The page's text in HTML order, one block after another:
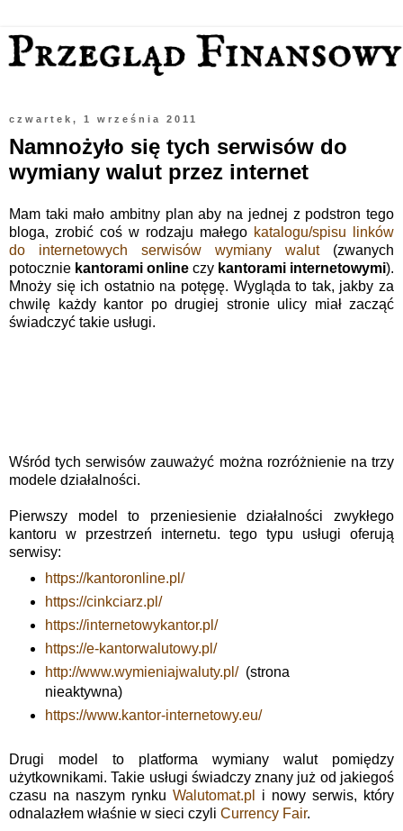
czwartek, 1 września 2011
Namnożyło się tych serwisów do
wymiany walut przez internet
Mam taki mało ambitny plan aby na jednej z podstron tego
bloga, zrobić coś w rodzaju małego katalogu/spisu linków
do internetowych serwisów wymiany walut(zwanych
potocznie kantorami online czy kantorami internetowymi).
Mnoży się ich ostatnio na potęgę. Wygląda to tak, jakby za
chwilę każdy kantor po drugiej stronie ulicy miał zacząć
świadczyć takie usługi.
Wśród tych serwisów zauważyć można rozróżnienie na trzy
modele działalności.
Pierwszy model to przeniesienie działalności zwykłego
kantoru w przestrzeń internetu. tego typu usługi oferują
serwisy:
https://kantoronline.pl/
https://cinkciarz.pl/
https://internetowykantor.pl/
https://e-kantorwalutowy.pl/
http://www.wymieniajwaluty.pl/(strona
nieaktywna)
https://www.kantor-internetowy.eu/
Drugi model to platforma wymiany walut pomiędzy
użytkownikami. Takie usługi świadczy znany już od jakiegoś
czasu na naszym rynku Walutomat.pl
i nowy serwis, który
odnalazłem właśnie w sieci czyli Currency Fair.